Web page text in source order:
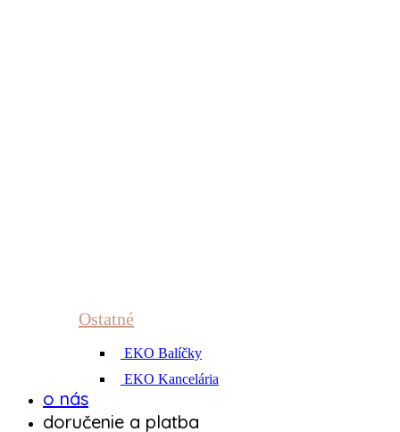
Ostatné
EKO Balíčky
EKO Kancelária
o nás
doručenie a platba